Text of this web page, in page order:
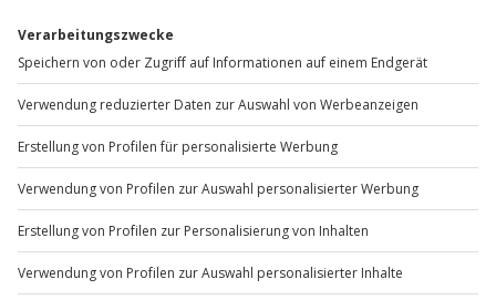
Mo-Fr: 9-17 Uhr
b2b@jochen-schweizer.de
www.b2b.jochen-schweizer.de/
Artikelnummer: 43228
Andere Produkte entdecken